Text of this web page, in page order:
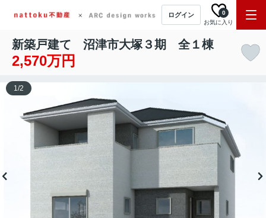
ログイン
お気に入り
0
新築戸建て 沼津市大塚３期 全１棟
2,570万円
1/2